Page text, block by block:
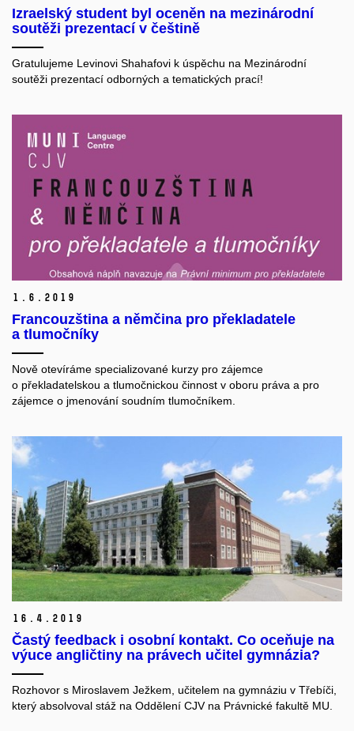
Izraelský student byl oceněn na mezinárodní
soutěži prezentací v češtině
Gratulujeme Levinovi Shahafovi k úspěchu na Mezinárodní
soutěži prezentací odborných a tematických prací!
1. 6. 2019
Francouzština a němčina pro překladatele
a tlumočníky
Nově otevíráme specializované kurzy pro zájemce
o překladatelskou a tlumočnickou činnost v oboru práva a pro
zájemce o jmenování soudním tlumočníkem.
16. 4. 2019
Častý feedback i osobní kontakt. Co oceňuje na
výuce angličtiny na právech učitel gymnázia?
Rozhovor s Miroslavem Ježkem, učitelem na gymnáziu v Třebíči,
který absolvoval stáž na Oddělení CJV na Právnické fakultě MU.